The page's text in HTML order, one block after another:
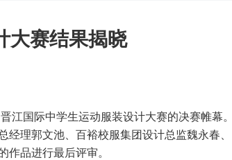
大赛结果揭晓
江国际中学生运动服装设计大赛的决赛帷幕。
理郭文池、百裕校服集团设计总监魏永春、
作品进行最后评审。